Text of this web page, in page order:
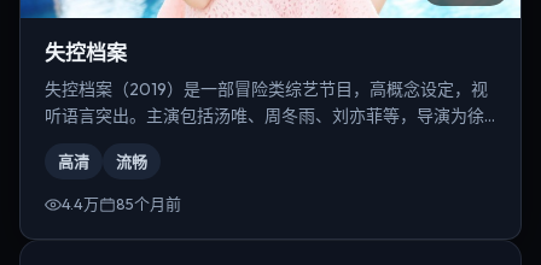
失控档案
失控档案（2019）是一部冒险类综艺节目，高概念设定，视
听语言突出。主演包括汤唯、周冬雨、刘亦菲等，导演为徐
高清 流畅
4.4万 85个月前